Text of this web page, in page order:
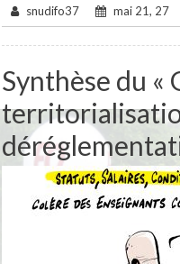
snudifo37 mai 21, 27
Synthèse du «